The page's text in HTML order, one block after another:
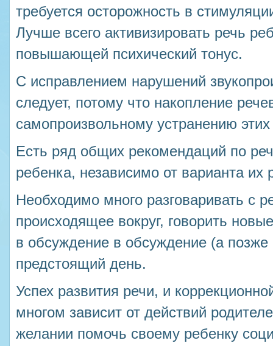
требуется осторожность в
Лучше всего активизировать речь
повышающей психический тонус.
С исправлением нарушений
следует, потому что накопление
самопроизвольному устранению
Есть ряд общих рекомендаций по
ребенка, независимо от варианта их
Необходимо много разговаривать с
происходящее вокруг, говорить
в обсуждение в обсуждение (а позже
предстоящий день.
Успех развития речи, и
многом зависит от действий
желании помочь своему ребенку